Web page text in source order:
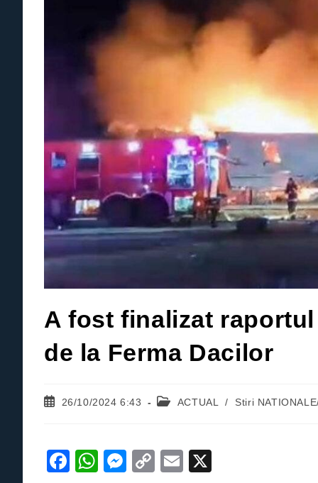
A fost finalizat
de la Ferma Dacilor
Post26/10/2024 6:43
Post ACTUAL / Stiri
F
W
M
C
E